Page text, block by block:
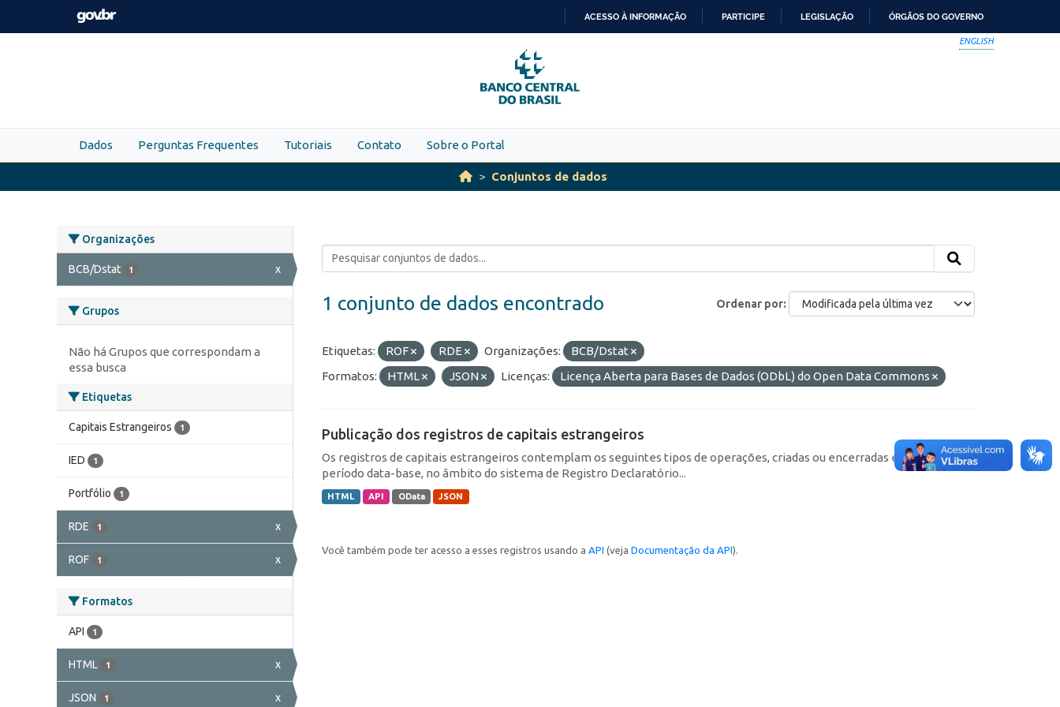
Skip to main content
PARA
O
CONTEÚDO
ACESSO À INFORMAÇÃO PARTICIPE LEGISLAÇÃO ÓRGÃOS DO GOVERNO
ENGLISH
Dados Perguntas Frequentes Tutoriais Contato Sobre o Portal
Conjuntos de dados
Organizações
BCB/Dstat 1 x
Grupos
Não há Grupos que correspondam a
essa busca
Etiquetas
Capitais Estrangeiros 1
IED 1
Portfólio 1
RDE 1 x
ROF 1 x
Formatos
API 1
HTML 1 x
JSON 1 x
Ordenar por
1 conjunto de dados encontrado
Etiquetas: ROF RDE Organizações:
BCB/Dstat
Formatos:
HTML JSON Licenças: Licença Aberta para Bases de Dados (ODbL) do Open Data Commons
Publicação dos registros de capitais estrangeiros
Os registros de capitais estrangeiros contemplam os seguintes tipos de operações, criadas ou encerradas em cada
período data-base, no âmbito do sistema de Registro Declaratório...
HTML API OData JSON
Você também pode ter acesso a esses registros usando a API (veja Documentação da API).